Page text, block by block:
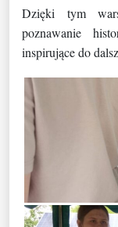
Dzięki tym
poznawanie
inspirujące do